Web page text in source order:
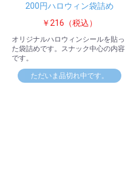
200円ハロウィン袋詰め
￥216（税込）
オリジナルハロウィンシールを貼っ
た袋詰めです。スナック中心の内容
です。
ただいま品切れ中です。